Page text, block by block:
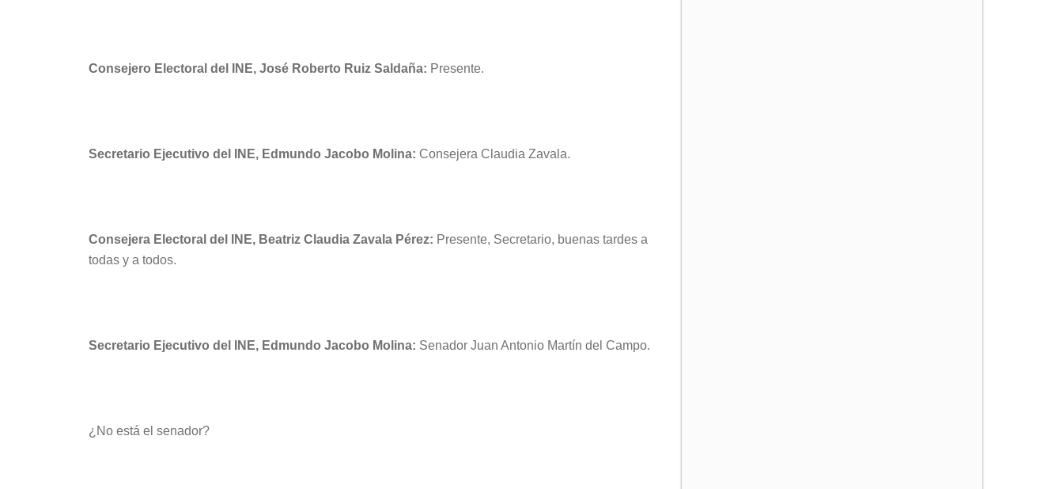
Consejero Electoral del INE, José Roberto Ruiz Saldaña: Presente.
Secretario Ejecutivo del INE, Edmundo Jacobo Molina: Consejera Claudia Zavala.
Consejera Electoral del INE, Beatriz Claudia Zavala Pérez: Presente, Secretario, buenas tardes a
todas y a todos.
Secretario Ejecutivo del INE, Edmundo Jacobo Molina: Senador Juan Antonio Martín del Campo.
¿No está el senador?